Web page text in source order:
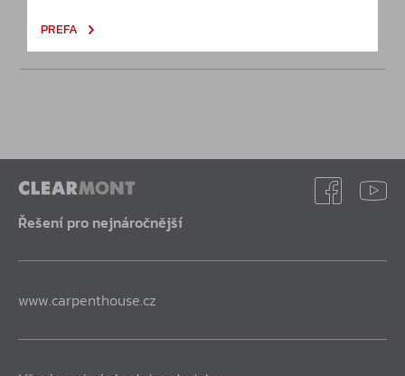
PREFA
Řešení pro nejnáročnější
www.carpenthouse.cz